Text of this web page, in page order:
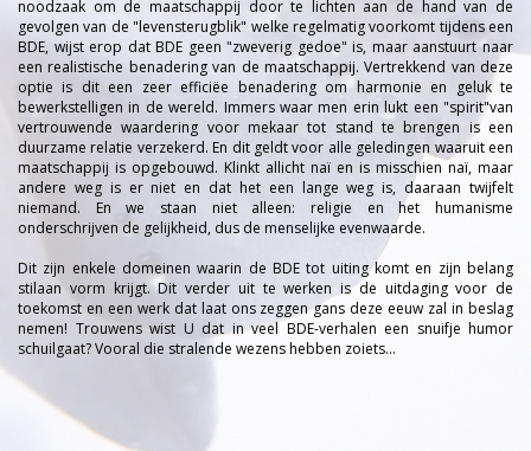
noodzaak om de maatschappij door te lichten aan de hand van de
gevolgen van de "levensterugblik" welke regelmatig voorkomt tijdens een
BDE, wijst erop dat BDE geen "zweverig gedoe" is, maar aanstuurt naar
een realistische benadering van de maatschappij. Vertrekkend van deze
optie is dit een zeer efficiëe benadering om harmonie en geluk te
bewerkstelligen in de wereld. Immers waar men erin lukt een "spirit"van
vertrouwende waardering voor mekaar tot stand te brengen is een
duurzame relatie verzekerd. En dit geldt voor alle geledingen waaruit een
maatschappij is opgebouwd. Klinkt allicht naï en is misschien naï, maar
andere weg is er niet en dat het een lange weg is, daaraan twijfelt
niemand. En we staan niet alleen: religie en het humanisme
onderschrijven de gelijkheid, dus de menselijke evenwaarde.
Dit zijn enkele domeinen waarin de BDE tot uiting komt en zijn belang
stilaan vorm krijgt. Dit verder uit te werken is de uitdaging voor de
toekomst en een werk dat laat ons zeggen gans deze eeuw zal in beslag
nemen! Trouwens wist U dat in veel BDE-verhalen een snuifje humor
schuilgaat? Vooral die stralende wezens hebben zoiets...